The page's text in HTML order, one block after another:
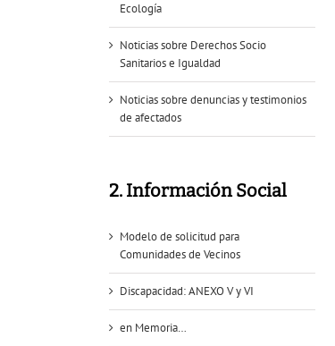
Ecología
Noticias sobre Derechos Socio
Sanitarios e Igualdad
Noticias sobre denuncias y testimonios
de afectados
2. Información Social
Modelo de solicitud para
Comunidades de Vecinos
Discapacidad: ANEXO V y VI
en Memoria…